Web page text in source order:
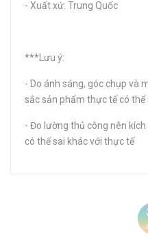
- Xuất xứ: Trung Quốc
***Lưu ý:
- Do ánh sáng, góc chụp và
sắc sản phẩm thực tế có thể
- Đo lường thủ công nên
có thể sai khác với thực tế